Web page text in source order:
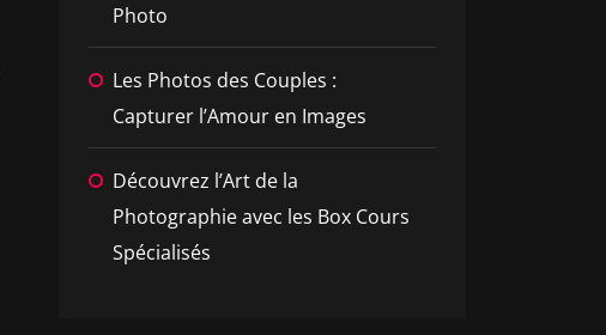
Photo
Les Photos des Couples :
Capturer l’Amour en Images
Découvrez l’Art de la
Photographie avec les Box Cours
Spécialisés